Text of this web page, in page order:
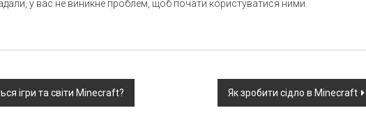
у вас не виникне проблем, щоб почати користуватися ними.
ігри та світи Minecraft? Як зробити сідло в Minecraft